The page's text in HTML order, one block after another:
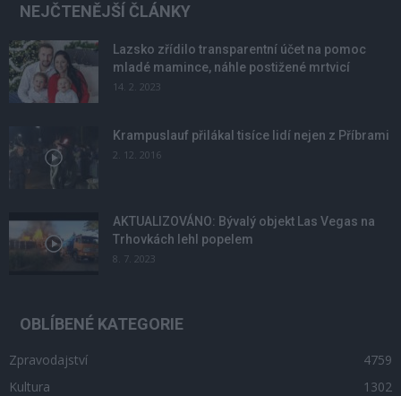
NEJČTENĚJŠÍ ČLÁNKY
Lazsko zřídilo transparentní účet na pomoc
mladé mamince, náhle postižené mrtvicí
14. 2. 2023
Krampuslauf přilákal tisíce lidí nejen z Příbrami
2. 12. 2016
AKTUALIZOVÁNO: Bývalý objekt Las Vegas na
Trhovkách lehl popelem
8. 7. 2023
OBLÍBENÉ KATEGORIE
Zpravodajství
4759
Kultura
1302